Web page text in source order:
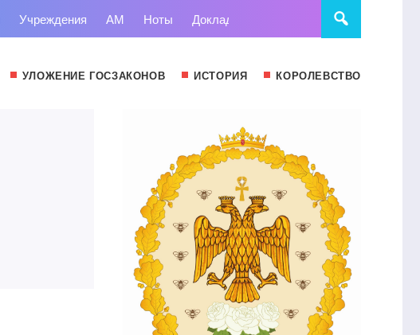
Учреждения АМ Ноты Доклады Суд
УЛОЖЕНИЕ ГОСЗАКОНОВ ИСТОРИЯ КОРОЛЕВСТВО